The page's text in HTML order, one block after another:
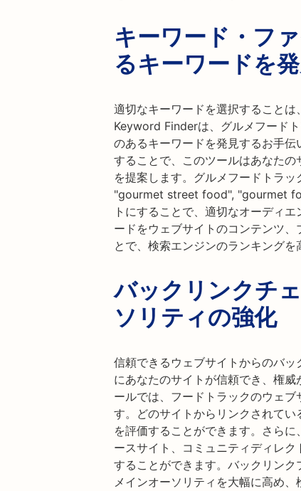
キーワード・フ
るキーワードを
適切なキーワードを選択することは
Keyword Finderは、グルメフード
のあるキーワードを発見するお手
することで、このツールはあなた
を提案します。グルメフードトラ
"gourmet street food", "gourmet
トにすることで、適切なオーディ
ードをウェブサイトのコンテンツ
とで、検索エンジンのランキングを
バックリンクチ
ソリティの強化
信頼できるウェブサイトからのバ
にあなたのサイトが信頼でき、権
ールでは、フードトラックのウェ
す。どのサイトからリンクされて
を評価することができます。さら
ースサイト、コミュニティディレ
することができます。バックリン
メインオーソリティを大幅に高め